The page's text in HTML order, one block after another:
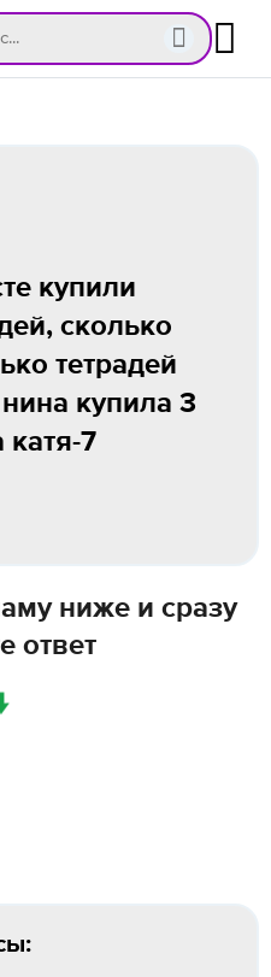
купили
сколько
тетрадей
купила 3
катя-7
ниже и сразу
ответ